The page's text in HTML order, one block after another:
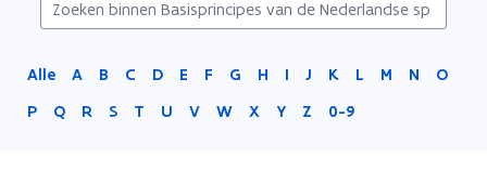
Alle A B C D E F G H I J K L M N
O
P
Q R S T U V W X Y Z 0-9